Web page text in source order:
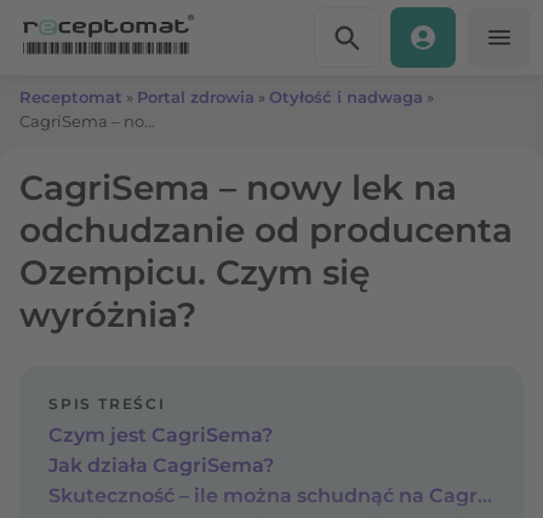
Receptomat » Portal zdrowia » Otyłość i nadwaga »
CagriSema – nowy lek na
odchudzanie od producenta
Ozempicu. Czym się
wyróżnia?
SPIS TREŚCI
Czym jest CagriSema?
Jak działa CagriSema?
Skuteczność – ile można schudnąć na CagriSema?